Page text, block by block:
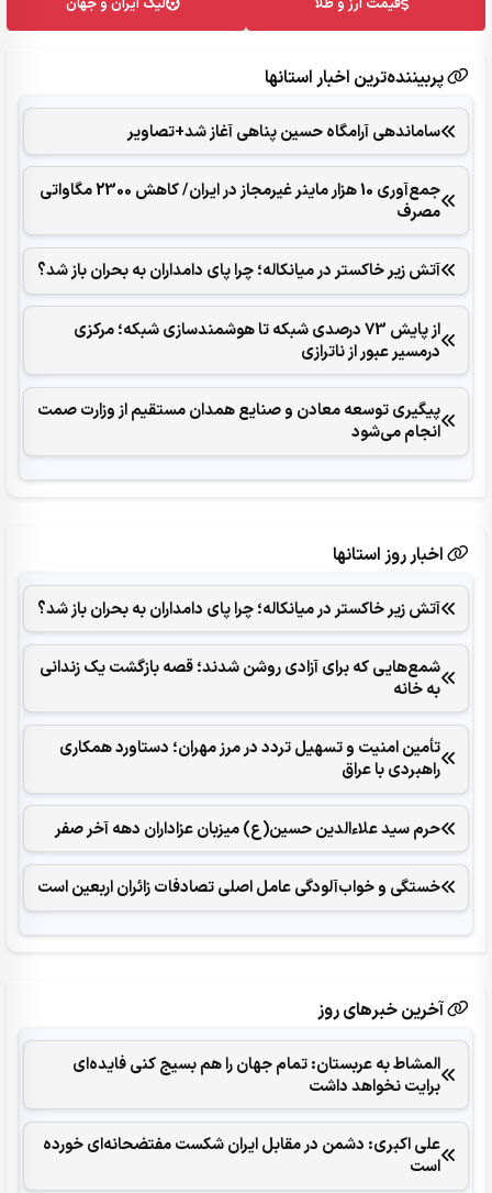
قیمت ارز و طلا لیگ ایران و جهان
پربیننده‌ترین اخبار استانها
ساماندهی آرامگاه حسین پناهی آغاز شد+تصاویر
جمع‌آوری 10 هزار ماینر غیرمجاز در ایران/ کاهش 2300 مگاواتی
مصرف
آتش زیر خاکستر در میانکاله؛ چرا پای دامداران به بحران باز شد؟
از پایش 73 درصدی شبکه تا هوشمندسازی شبکه؛ مرکزی
درمسیر عبور از ناترازی
پیگیری توسعه معادن و صنایع همدان مستقیم از وزارت صمت
انجام می‌شود
اخبار روز استانها
آتش زیر خاکستر در میانکاله؛ چرا پای دامداران به بحران باز شد؟
شمع‌هایی که ‌برای آزادی روشن شدند؛ قصه بازگشت یک زندانی
به خانه
تأمین امنیت و تسهیل تردد در مرز مهران؛ دستاورد همکاری‌
راهبردی با عراق
حرم سید علاءالدین حسین(ع) میزبان عزاداران دهه آخر صفر
خستگی و خواب‌آلودگی عامل اصلی تصادفات زائران اربعین است
آخرین خبرهای روز
المشاط به عربستان: تمام جهان را هم بسیج کنی فایده‌ای
برایت نخواهد داشت
علی اکبری: دشمن در مقابل ایران شکست مفتضحانه‌ای خورده
است